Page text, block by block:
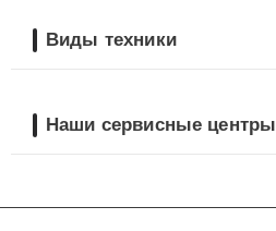
Виды техники
Наши сервисные центры